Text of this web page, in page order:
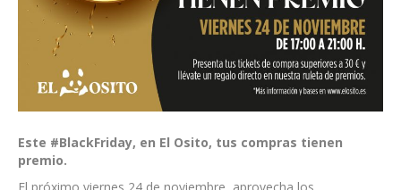
Este #BlackFriday, en El Osito, tus compras tienen
premio.